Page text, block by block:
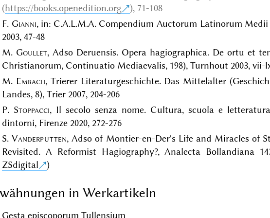
(https://books.openedition.org ), 71-108
F. Gianni, in: C.A.L.M.A. Compendium Auctorum Latinorum Medii
2003, 47-48
M. Goullet, Adso Deruensis. Opera hagiographica. De ortu et
Christianorum, Continuatio Mediaevalis, 198), Turnhout 2003, vii-
M. Embach, Trierer Literaturgeschichte. Das Mittelalter
Landes, 8), Trier 2007, 204-206
P. Stoppacci, Il secolo senza nome. Cultura, scuola e
dintorni, Firenze 2020, 272-276
S.Vanderputten, Adso of Montier-en-Der's Life and Miracles of
Revisited. A Reformist Hagiography?, Analecta Bollandiana
ZSdigital
)
in Werkartikeln
Gesta episcoporum Tullensium